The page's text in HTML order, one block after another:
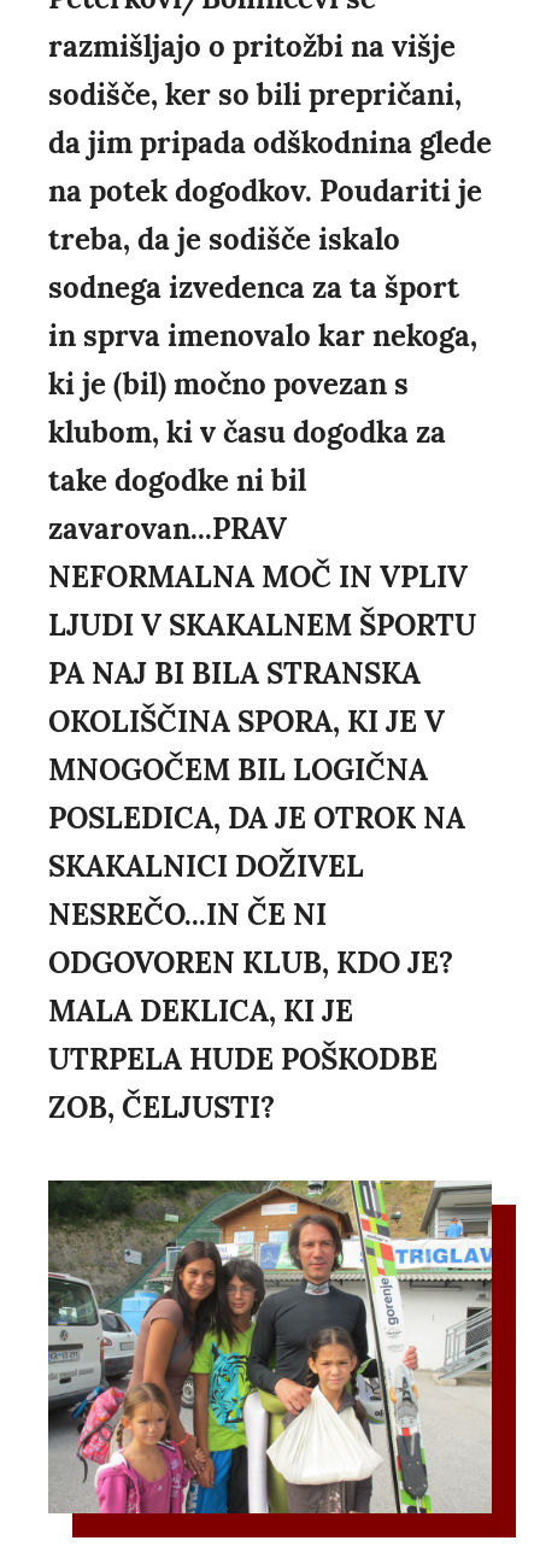
razmišljajo o pritožbi na višje
sodišče, ker so bili prepričani,
da jim pripada odškodnina glede
na potek dogodkov. Poudariti je
treba, da je sodišče iskalo
sodnega izvedenca za ta šport
in sprva imenovalo kar nekoga,
ki je (bil) močno povezan s
klubom, ki v času dogodka za
take dogodke ni bil
zavarovan...PRAV
NEFORMALNA MOČ IN VPLIV
LJUDI V SKAKALNEM ŠPORTU
PA NAJ BI BILA STRANSKA
OKOLIŠČINA SPORA, KI JE V
MNOGOČEM BIL LOGIČNA
POSLEDICA, DA JE OTROK NA
SKAKALNICI DOŽIVEL
NESREČO...IN ČE NI
ODGOVOREN KLUB, KDO JE?
MALA DEKLICA, KI JE
UTRPELA HUDE POŠKODBE
ZOB, ČELJUSTI?